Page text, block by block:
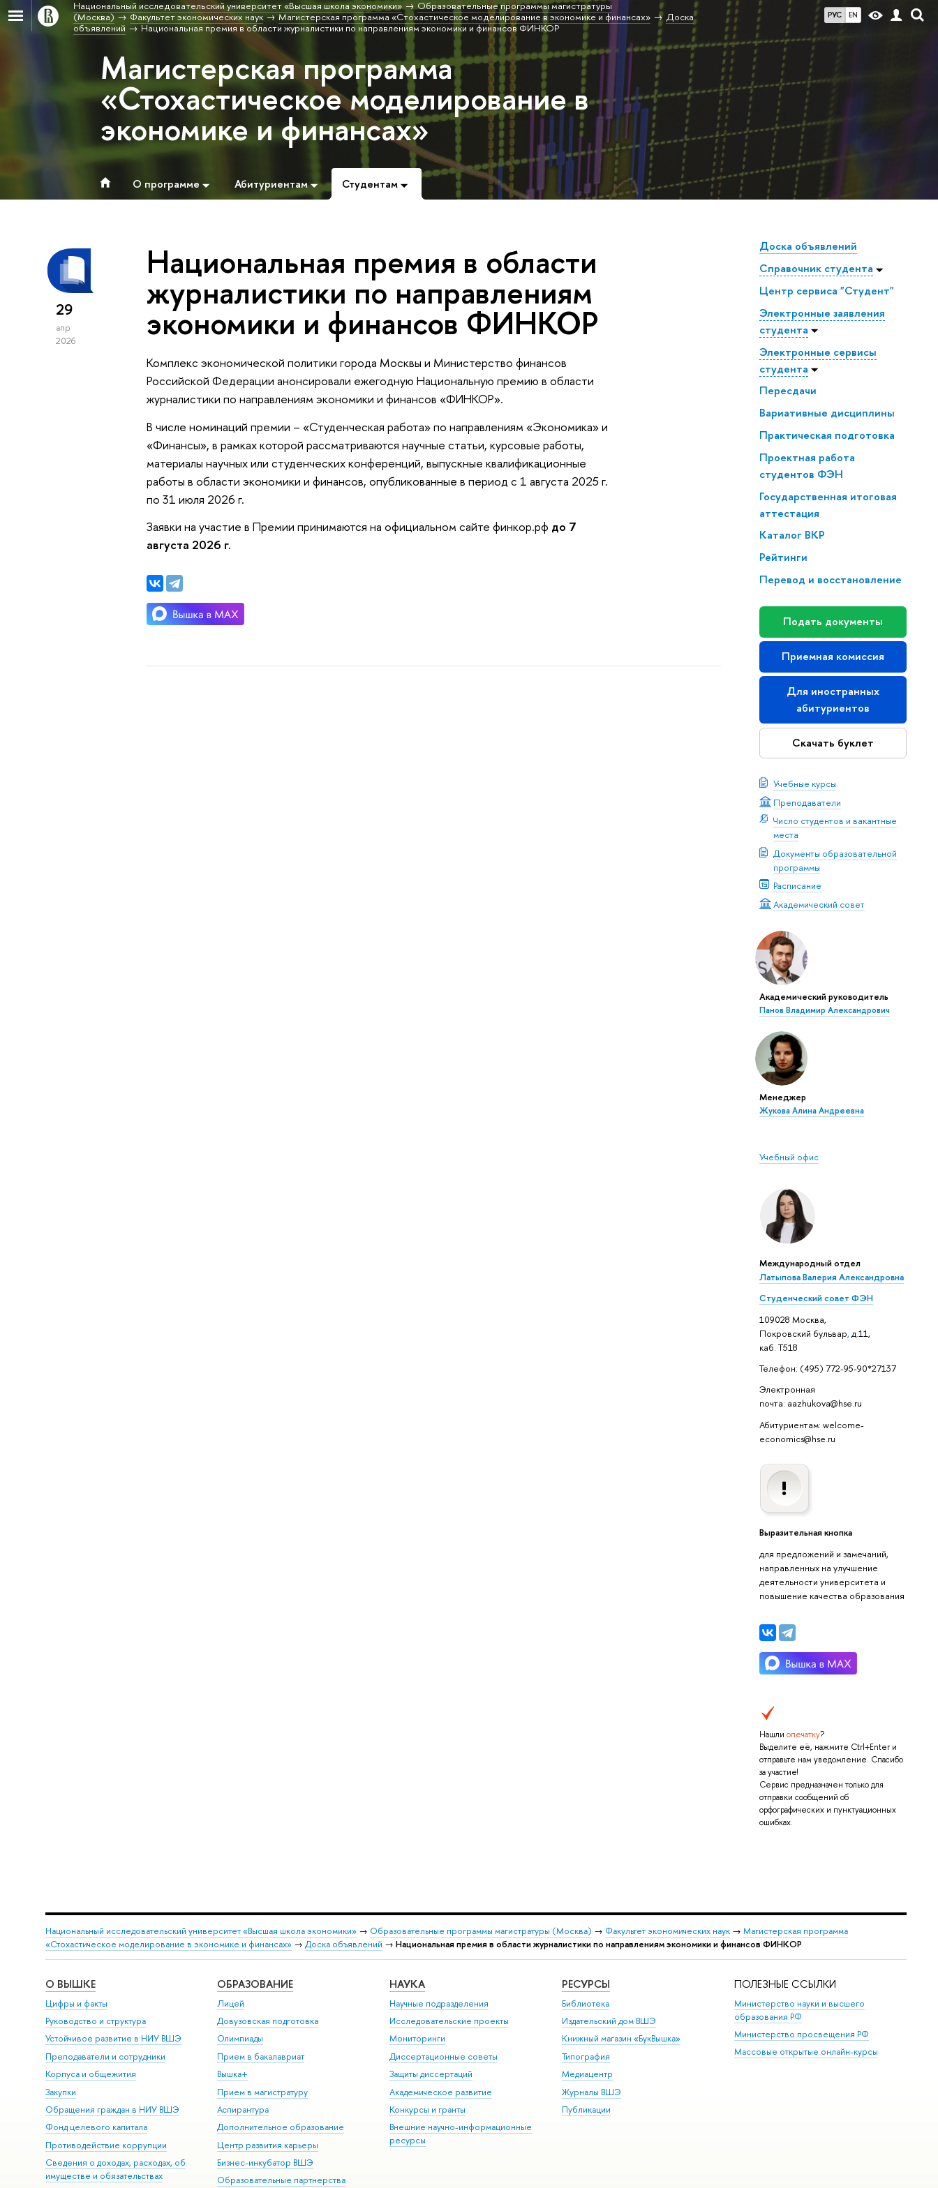
РУС EN
Национальный исследовательский университет «Высшая школа экономики»
Образовательные программы магистратуры
(Москва)
Факультет экономических наук Магистерская программа «Стохастическое моделирование в экономике и финансах»
Доска
объявлений
Национальная премия в области журналистики по направлениям экономики и финансов ФИНКОР
Магистерская программа
«Стохастическое моделирование в
экономике и финансах»
О программе Абитуриентам Студентам
Доска объявлений
Справочник студента
Центр сервиса "Студент"
Электронные заявления
студента
Электронные сервисы
студента
Пересдачи
Вариативные дисциплины
Практическая подготовка
Проектная работа
студентов ФЭН
Государственная итоговая
аттестация
Каталог ВКР
Рейтинги
Перевод и восстановление
Подать документы
Приемная комиссия
Для иностранных
абитуриентов
Скачать буклет
Учебные курсы
Преподаватели
Число студентов и вакантные
места
Документы образовательной
программы
Расписание
Академический совет
Академический руководитель
Панов Владимир Александрович
Менеджер
Жукова Алина Андреевна
Учебный офис
Международный отдел
Латыпова Валерия Александровна
Студенческий совет ФЭН
109028 Москва,
Покровский бульвар, д.11,
каб. Т518
Телефон: (495) 772-95-90*27137
Электронная
почта: aazhukova@hse.ru
Абитуриентам: welcome-
economics@hse.ru
Выразительная кнопка
для предложений и замечаний,
направленных на улучшение
деятельности университета и
повышение качества образования
Нашли опечатку?
Выделите её, нажмите Ctrl+Enter и
отправьте нам уведомление. Спасибо
за участие!
Сервис предназначен только для
отправки сообщений об
орфографических и пунктуационных
ошибках.
29
апр
2026
Национальная премия в области
журналистики по направлениям
экономики и финансов ФИНКОР
Комплекс экономической политики города Москвы и Министерство финансов
Российской Федерации анонсировали ежегодную Национальную премию в области
журналистики по направлениям экономики и финансов «ФИНКОР».
В числе номинаций премии – «Студенческая работа» по направлениям «Экономика» и
«Финансы», в рамках которой рассматриваются научные статьи, курсовые работы,
материалы научных или студенческих конференций, выпускные квалификационные
работы в области экономики и финансов, опубликованные в период с 1 августа 2025 г.
по 31 июля 2026 г.
Заявки на участие в Премии принимаются на официальном сайте финкор.рф до 7
августа 2026 г.
Национальный исследовательский университет «Высшая школа экономики» → Образовательные программы магистратуры (Москва) → Факультет экономических наук→ Магистерская программа
«Стохастическое моделирование в экономике и финансах» → Доска объявлений → Национальная премия в области журналистики по направлениям экономики и финансов ФИНКОР
О ВЫШКЕ
Цифры и факты
Руководство и структура
Устойчивое развитие в НИУ ВШЭ
Преподаватели и сотрудники
Корпуса и общежития
Закупки
Обращения граждан в НИУ ВШЭ
Фонд целевого капитала
Противодействие коррупции
Сведения о доходах, расходах, об
имуществе и обязательствах
ОБРАЗОВАНИЕ
Лицей
Довузовская подготовка
Олимпиады
Прием в бакалавриат
Вышка+
Прием в магистратуру
Аспирантура
Дополнительное образование
Центр развития карьеры
Бизнес-инкубатор ВШЭ
Образовательные партнерства
НАУКА
Научные подразделения
Исследовательские проекты
Мониторинги
Диссертационные советы
Защиты диссертаций
Академическое развитие
Конкурсы и гранты
Внешние научно-информационные
ресурсы
РЕСУРСЫ
Библиотека
Издательский дом ВШЭ
Книжный магазин «БукВышка»
Типография
Медиацентр
Журналы ВШЭ
Публикации
ПОЛЕЗНЫЕ ССЫЛКИ
Министерство науки и высшего
образования РФ
Министерство просвещения РФ
Массовые открытые онлайн-курсы